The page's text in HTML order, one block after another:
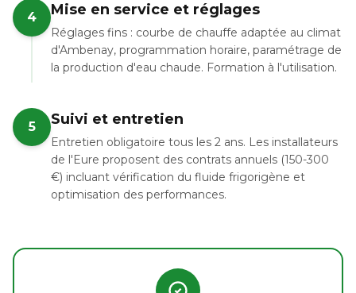
4 Mise en service et réglages
Réglages fins : courbe de chauffe adaptée au climat
d'Ambenay, programmation horaire, paramétrage de
la production d'eau chaude. Formation à l'utilisation.
5 Suivi et entretien
Entretien obligatoire tous les 2 ans. Les installateurs
de l'Eure proposent des contrats annuels (150-300
€) incluant vérification du fluide frigorigène et
optimisation des performances.